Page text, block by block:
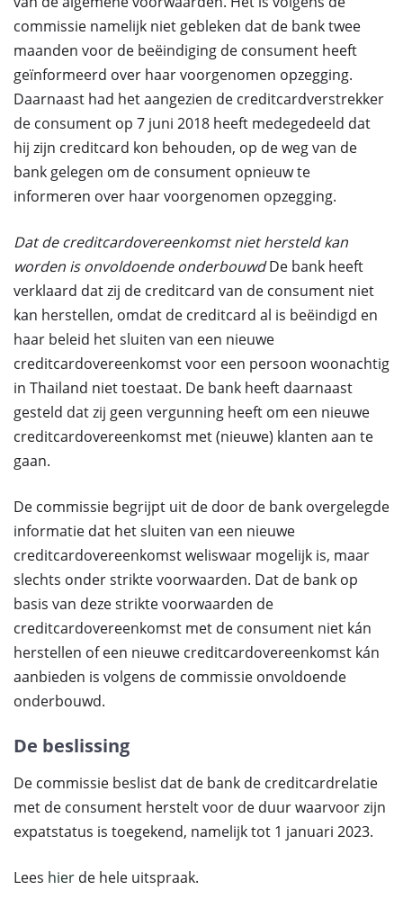
commissie namelijk niet gebleken dat de bank twee
maanden voor de beëindiging de consument heeft
geïnformeerd over haar voorgenomen opzegging.
Daarnaast had het aangezien de creditcardverstrekker
de consument op 7 juni 2018 heeft medegedeeld dat
hij zijn creditcard kon behouden, op de weg van de
bank gelegen om de consument opnieuw te
informeren over haar voorgenomen opzegging.
Dat de creditcardovereenkomst niet hersteld kan
worden is onvoldoende onderbouwdDe bank heeft
verklaard dat zij de creditcard van de consument niet
kan herstellen, omdat de creditcard al is beëindigd en
haar beleid het sluiten van een nieuwe
creditcardovereenkomst voor een persoon woonachtig
in Thailand niet toestaat. De bank heeft daarnaast
gesteld dat zij geen vergunning heeft om een nieuwe
creditcardovereenkomst met (nieuwe) klanten aan te
gaan.
De commissie begrijpt uit de door de bank overgelegde
informatie dat het sluiten van een nieuwe
creditcardovereenkomst weliswaar mogelijk is, maar
slechts onder strikte voorwaarden. Dat de bank op
basis van deze strikte voorwaarden de
creditcardovereenkomst met de consument niet kán
herstellen of een nieuwe creditcardovereenkomst kán
aanbieden is volgens de commissie onvoldoende
onderbouwd.
De beslissing
De commissie beslist dat de bank de creditcardrelatie
met de consument herstelt voor de duur waarvoor zijn
expatstatus is toegekend, namelijk tot 1 januari 2023.
Lees hier de hele uitspraak.